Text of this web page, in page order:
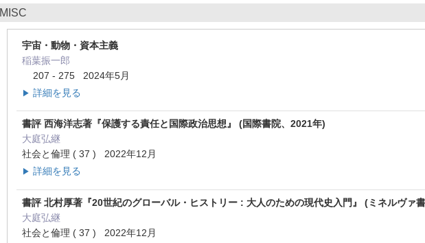
MISC
宇宙・動物・資本主義
稲葉振一郎
207 - 275 2024年5月
▶ 詳細を見る
書評 西海洋志著『保護する責任と国際政治思想』 (国際書院、2021年)
大庭弘継
社会と倫理 ( 37 ) 2022年12月
▶ 詳細を見る
書評 北村厚著『20世紀のグローバル・ヒストリー : 大人のための現代史入門』 (ミネルヴァ
大庭弘継
社会と倫理 ( 37 ) 2022年12月